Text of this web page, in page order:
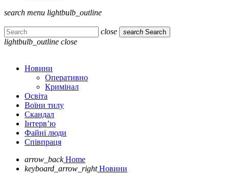
search menu lightbulb_outline
close search Search
lightbulb_outline close
Новини
Оперативно
Кримінал
Освіта
Воїни тилу
Скандал
Інтерв’ю
Файні люди
Співпраця
arrow_back Home
keyboard_arrow_right Новини